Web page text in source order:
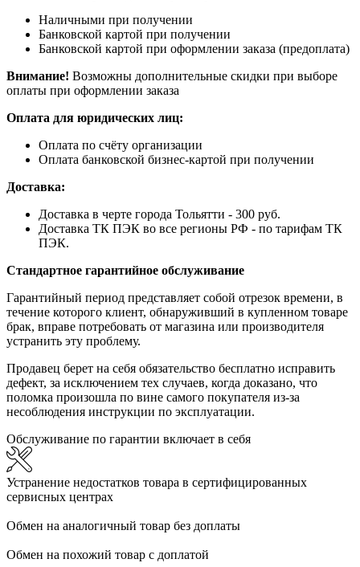
Наличными при получении
Банковской картой при получении
Банковской картой при оформлении заказа (предоплата)
Внимание! Возможны дополнительные скидки при выборе
оплаты при оформлении заказа
Оплата для юридических лиц:
Оплата по счёту организации
Оплата банковской бизнес-картой при получении
Доставка:
Доставка в черте города Тольятти - 300 руб.
Доставка ТК ПЭК во все регионы РФ - по тарифам ТК
ПЭК.
Стандартное гарантийное обслуживание
Гарантийный период представляет собой отрезок времени, в
течение которого клиент, обнаруживший в купленном товаре
брак, вправе потребовать от магазина или производителя
устранить эту проблему.
Продавец берет на себя обязательство бесплатно исправить
дефект, за исключением тех случаев, когда доказано, что
поломка произошла по вине самого покупателя из-за
несоблюдения инструкции по эксплуатации.
Обслуживание по гарантии включает в себя
Устранение недостатков товара в сертифицированных
сервисных центрах
Обмен на аналогичный товар без доплаты
Обмен на похожий товар с доплатой